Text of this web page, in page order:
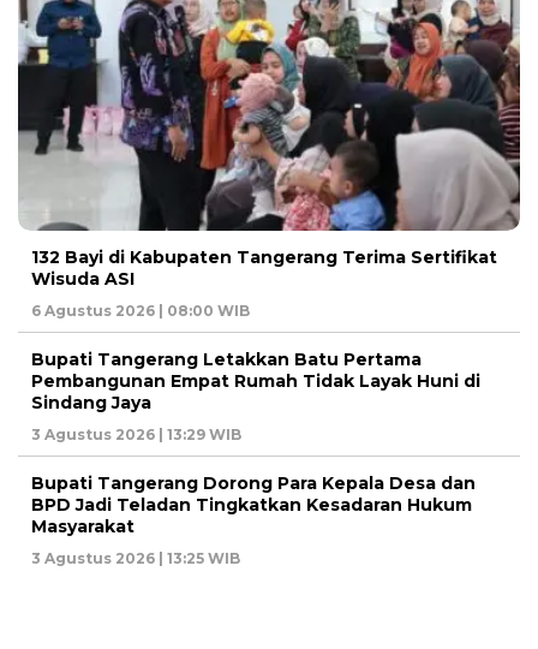
132 Bayi di Kabupaten Tangerang Terima Sertifikat
Wisuda ASI
6 Agustus 2026 | 08:00 WIB
Bupati Tangerang Letakkan Batu Pertama
Pembangunan Empat Rumah Tidak Layak Huni di
Sindang Jaya
3 Agustus 2026 | 13:29 WIB
Bupati Tangerang Dorong Para Kepala Desa dan
BPD Jadi Teladan Tingkatkan Kesadaran Hukum
Masyarakat
3 Agustus 2026 | 13:25 WIB